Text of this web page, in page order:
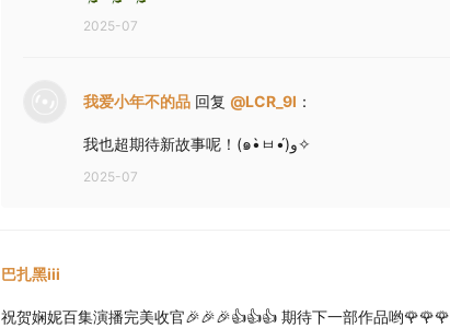
2025-07
我爱小年不的品 回复 @LCR_9l ：
我也超期待新故事呢！(๑•̀ㅂ•́)و✧
2025-07
巴扎黑iii
祝贺娴妮百集演播完美收官🎉🎉🎉👍👍👍 期待下一部作品哟🌹🌹🌹